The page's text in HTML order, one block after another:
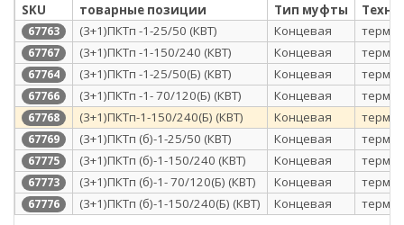
SKU товарные позиции Тип муфты
67763 (3+1)ПКТп -1-25/50 (КВТ) Концевая
67767 (3+1)ПКТп -1-150/240 (КВТ) Концевая
67764 (3+1)ПКТп -1-25/50(Б) (КВТ) Концевая
67766 (3+1)ПКТп -1- 70/120(Б) (КВТ) Концевая
67768 (3+1)ПКТп-1-150/240(Б) (КВТ) Концевая
67769 (3+1)ПКТп (б)-1-25/50 (КВТ) Концевая
67775 (3+1)ПКТп (б)-1-150/240 (КВТ) Концевая
67773 (3+1)ПКТп (б)-1- 70/120(Б) (КВТ) Концевая
67776 (3+1)ПКТп (б)-1-150/240(Б) (КВТ) Концевая